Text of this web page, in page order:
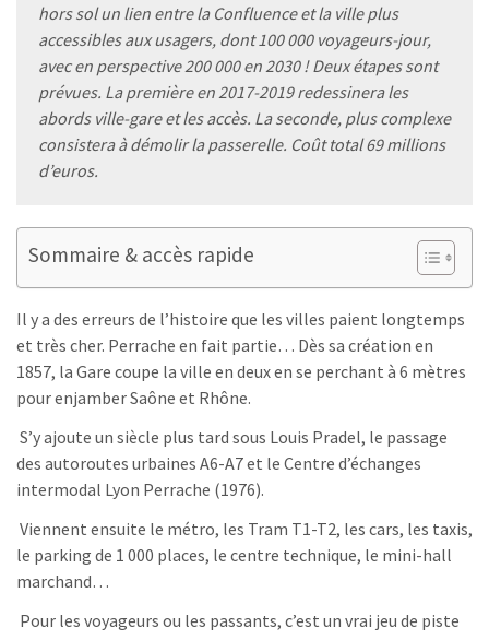
hors sol un lien entre la Confluence et la ville plus
accessibles aux usagers, dont 100 000 voyageurs-jour,
avec en perspective 200 000 en 2030 ! Deux étapes sont
prévues. La première en 2017-2019 redessinera les
abords ville-gare et les accès. La seconde, plus complexe
consistera à démolir la passerelle. Coût total 69 millions
d’euros.
Sommaire & accès rapide
Il y a des erreurs de l’histoire que les villes paient longtemps
et très cher. Perrache en fait partie… Dès sa création en
1857, la Gare coupe la ville en deux en se perchant à 6 mètres
pour enjamber Saône et Rhône.
S’y ajoute un siècle plus tard sous Louis Pradel, le passage
des autoroutes urbaines A6-A7 et le Centre d’échanges
intermodal Lyon Perrache (1976).
Viennent ensuite le métro, les Tram T1-T2, les cars, les taxis,
le parking de 1 000 places, le centre technique, le mini-hall
marchand…
Pour les voyageurs ou les passants, c’est un vrai jeu de piste